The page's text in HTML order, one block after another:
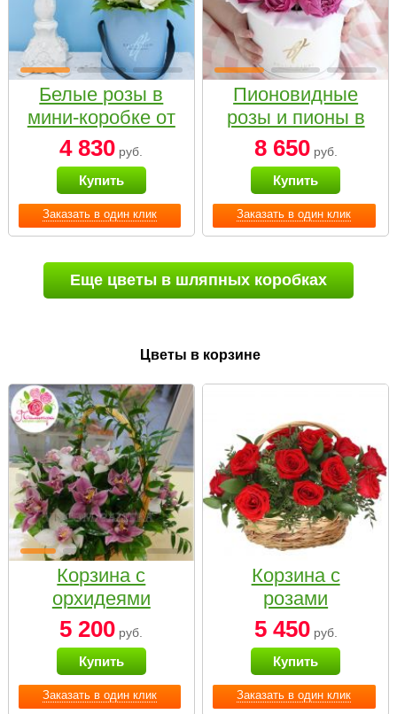
Заказать в один клик
Белые розы в
мини-коробке от
Bella Fiori
4 830 руб.
Купить
Заказать в один клик
Пионовидные
розы и пионы в
белой коробке
Small
8 650руб.
Купить
Еще цветы в шляпных коробках
Цветы в корзине
Заказать в один клик
Корзина с
орхидеями
малая
5 200 руб.
Купить
Заказать в один клик
Корзина с
розами
«Красный
Париж»
5 450руб.
Купить